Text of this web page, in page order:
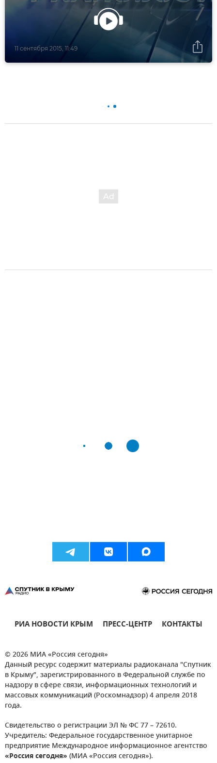
11 сентября 2015, 11:49
РИА НОВОСТИ КРЫМ ПРЕСС-ЦЕНТР КОНТАКТЫ
© 2026 МИА «Россия сегодня»
Данный ресурс содержит материалы радиоканала "Спутник
в Крыму", зарегистрированного в Федеральной службе по
надзору в сфере связи, информационных технологий и
массовых коммуникаций (Роскомнадзор) 4 апреля 2018
года.
Свидетельство о регистрации ЭЛ № ФС 77 – 72610.
Учредитель: Федеральное государственное унитарное
предприятие Международное информационное агентство
«Россия сегодня» (МИА «Россия сегодня»).